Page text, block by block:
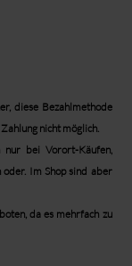
diese Bezahlmethode
nicht möglich.
nur bei Vorort-Käufen,
Im Shop sind aber
da es mehrfach zu